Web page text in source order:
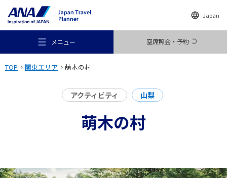
Japan
メニュー 空席照会・予約
TOP 関東エリア 萌木の村
アクティビティ 山梨
萌木の村